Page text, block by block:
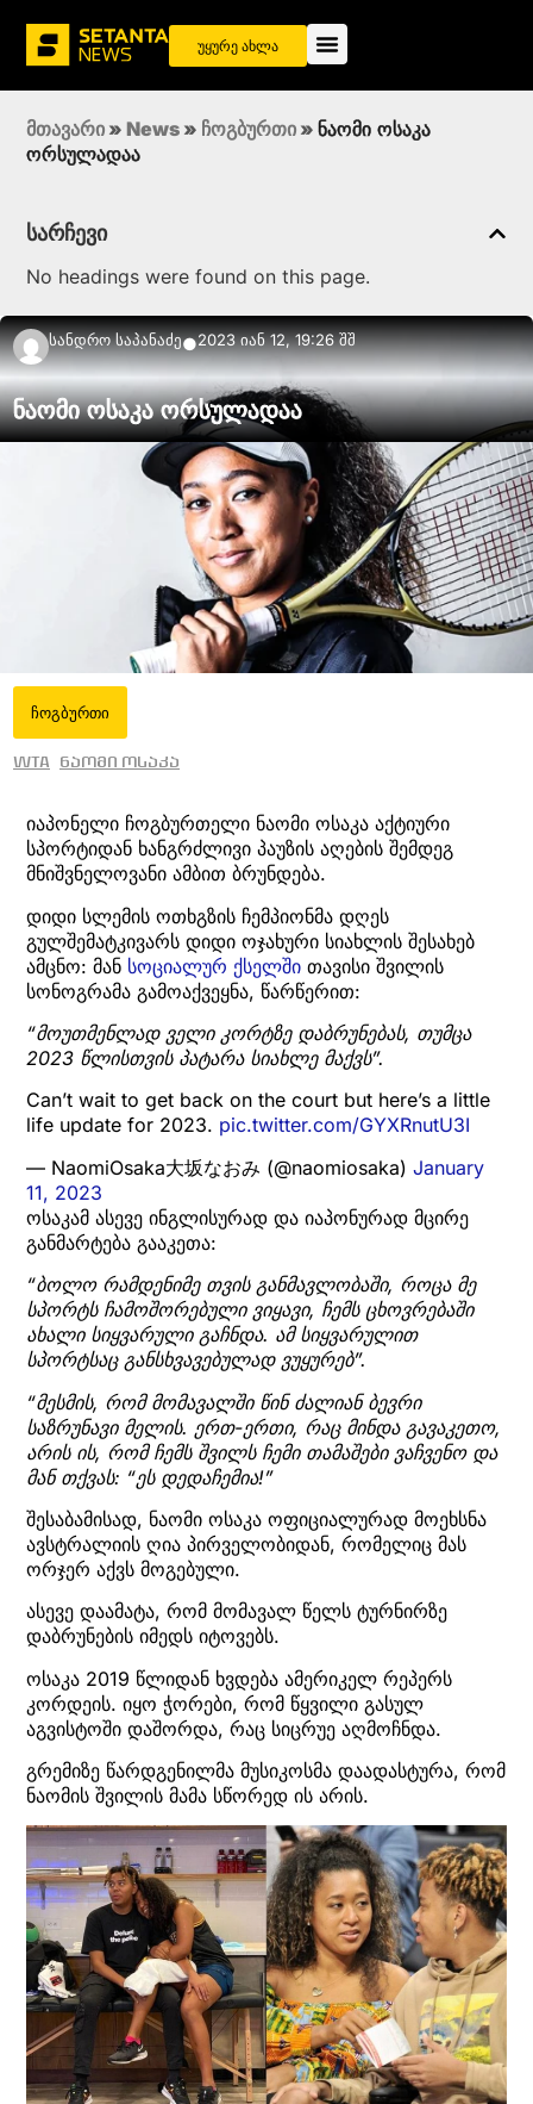
უყურე ახლა
მთავარი » News » ჩოგბურთი » ნაომი ოსაკა
ორსულადაა
სარჩევი
No headings were found on this page.
Სანდრო Საპანაძე●2023 იან 12, 19:26 შშ
ნაომი ოსაკა ორსულადაა
ჩოგბურთი
WTA ნაომი ოსაკა
იაპონელი ჩოგბურთელი ნაომი ოსაკა აქტიური
სპორტიდან ხანგრძლივი პაუზის აღების შემდეგ
მნიშვნელოვანი ამბით ბრუნდება.
დიდი სლემის ოთხგზის ჩემპიონმა დღეს
გულშემატკივარს დიდი ოჯახური სიახლის შესახებ
ამცნო: მან სოციალურ ქსელში თავისი შვილის
სონოგრამა გამოაქვეყნა, წარწერით:
“მოუთმენლად ველი კორტზე დაბრუნებას, თუმცა
2023 წლისთვის პატარა სიახლე მაქვს”.
Can’t wait to get back on the court but here’s a little
life update for 2023. pic.twitter.com/GYXRnutU3I
— NaomiOsaka大坂なおみ (@naomiosaka) January
11, 2023
ოსაკამ ასევე ინგლისურად და იაპონურად მცირე
განმარტება გააკეთა:
“ბოლო რამდენიმე თვის განმავლობაში, როცა მე
სპორტს ჩამოშორებული ვიყავი, ჩემს ცხოვრებაში
ახალი სიყვარული გაჩნდა. ამ სიყვარულით
სპორტსაც განსხვავებულად ვუყურებ”.
“მესმის, რომ მომავალში წინ ძალიან ბევრი
საზრუნავი მელის. ერთ-ერთი, რაც მინდა გავაკეთო,
არის ის, რომ ჩემს შვილს ჩემი თამაშები ვაჩვენო და
მან თქვას: “ეს დედაჩემია!”
შესაბამისად, ნაომი ოსაკა ოფიციალურად მოეხსნა
ავსტრალიის ღია პირველობიდან, რომელიც მას
ორჯერ აქვს მოგებული.
ასევე დაამატა, რომ მომავალ წელს ტურნირზე
დაბრუნების იმედს იტოვებს.
ოსაკა 2019 წლიდან ხვდება ამერიკელ რეპერს
კორდეის. იყო ჭორები, რომ წყვილი გასულ
აგვისტოში დაშორდა, რაც სიცრუე აღმოჩნდა.
გრემიზე წარდგენილმა მუსიკოსმა დაადასტურა, რომ
ნაომის შვილის მამა სწორედ ის არის.